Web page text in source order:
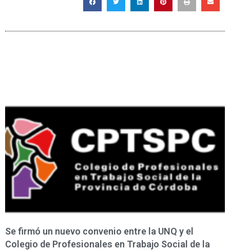
Se firmó un nuevo convenio entre la UNQ y el
Colegio de Profesionales en Trabajo Social de la